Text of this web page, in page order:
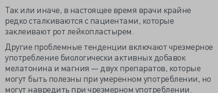
Так или иначе, в настоящее время врачи крайне
редко сталкиваются с пациентами, которые
заклеивают рот лейкопластырем.
Другие проблемные тенденции включают чрезмерное
употребление биологически активных добавок
мелатонина и магния — двух препаратов, которые
могут быть полезны при умеренном употреблении, но
могут навредить при чрезмерном употреблении.